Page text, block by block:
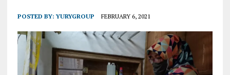
POSTED BY:YURYGROUP FEBRUARY 6, 2021